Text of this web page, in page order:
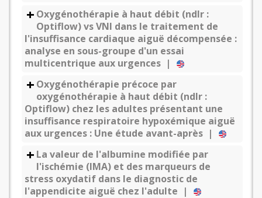
Oxygénothérapie à haut débit (ndlr :
Optiflow) vs VNI dans le traitement de
l'insuffisance cardiaque aiguë décompensée :
analyse en sous-groupe d'un essai
multicentrique aux urgences |
Oxygénothérapie précoce par
oxygénothérapie à haut débit (ndlr :
Optiflow) chez les adultes présentant une
insuffisance respiratoire hypoxémique aiguë
aux urgences : Une étude avant-après |
La valeur de l'albumine modifiée par
l'ischémie (IMA) et des marqueurs de
stress oxydatif dans le diagnostic de
l'appendicite aiguë chez l'adulte |